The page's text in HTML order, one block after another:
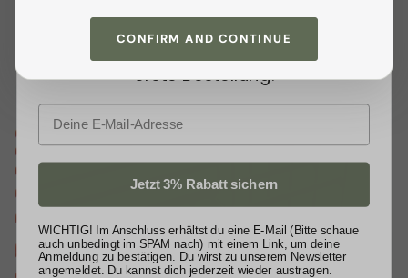
Tipps. Als kleines Dankeschön
schenken wir dir3% Rabattauf deine
erste Bestellung.
E-Mail
Jetzt 3% Rabatt sichern
WICHTIG! Im Anschluss erhältst du eine E-Mail (Bitte schaue
auch unbedingt im SPAM nach) mit einem Link, um deine
Anmeldung zu bestätigen. Du wirst zu unserem Newsletter
angemeldet. Du kannst dich jederzeit wieder austragen.
CONFIRM AND CONTINUE